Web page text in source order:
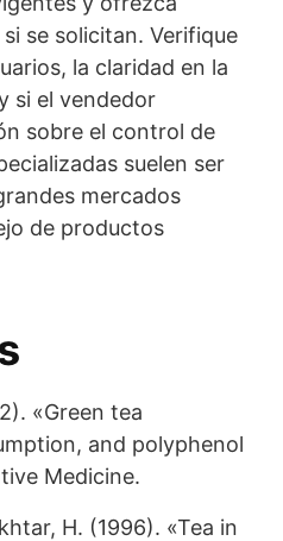
se solicitan. Verifique
la claridad en la
si el vendedor
sobre el control de
suelen ser
mercados
de productos
«Green tea
and polyphenol
Medicine.
H. (1996). «Tea in